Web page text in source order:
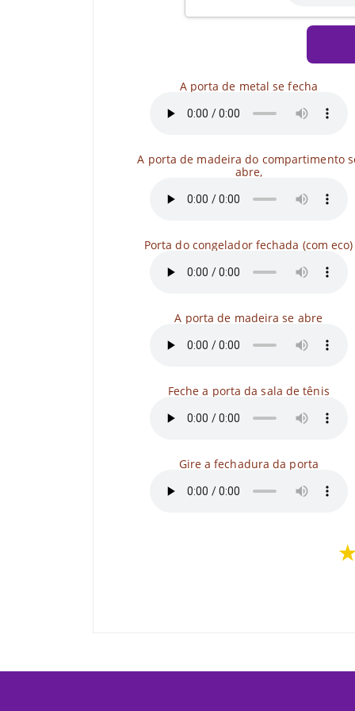
A porta de metal se fecha
A porta de madeira do compartimento
abre,
Porta do congelador fechada (com eco)
A porta de madeira se abre
Feche a porta da sala de tênis
Gire a fechadura da porta